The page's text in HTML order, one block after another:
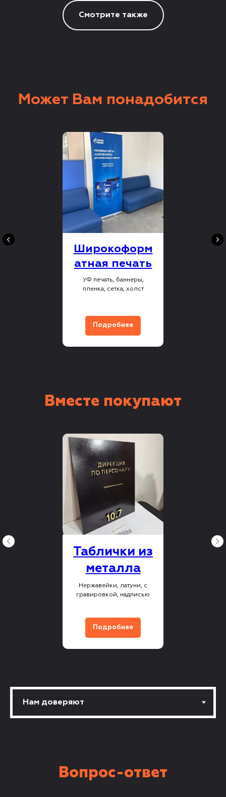
Смотрите также
Может Вам понадобится
Широкоформ
атная печать
УФ печать, баннеры,
пленка, сетка, холст
Подробнее
Вместе покупают
Таблички из
металла
Нержавейки, латуни, с
гравировкой, надписью
Подробнее
Вопрос-ответ